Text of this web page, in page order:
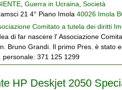
, Guerra in Ucraina, Società
21 4° Piano Imola 40026 Imola
Comitato a tutela dei diritti
di far nascere l' Associazione
Bruno Grandi. Il primo Pres. è stato
personale: 371 125 1299
HP Deskjet 2050